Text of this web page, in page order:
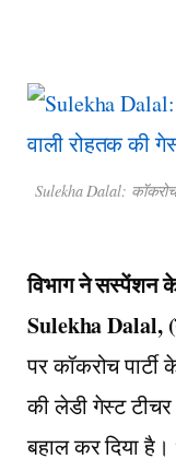
Sulekha Dalal: कॉकरोच
विभाग ने सस्पेंशन
Sulekha Dalal,
पर कॉकरोच पार्टी
की लेडी गेस्ट टीचर
बहाल कर दिया है।